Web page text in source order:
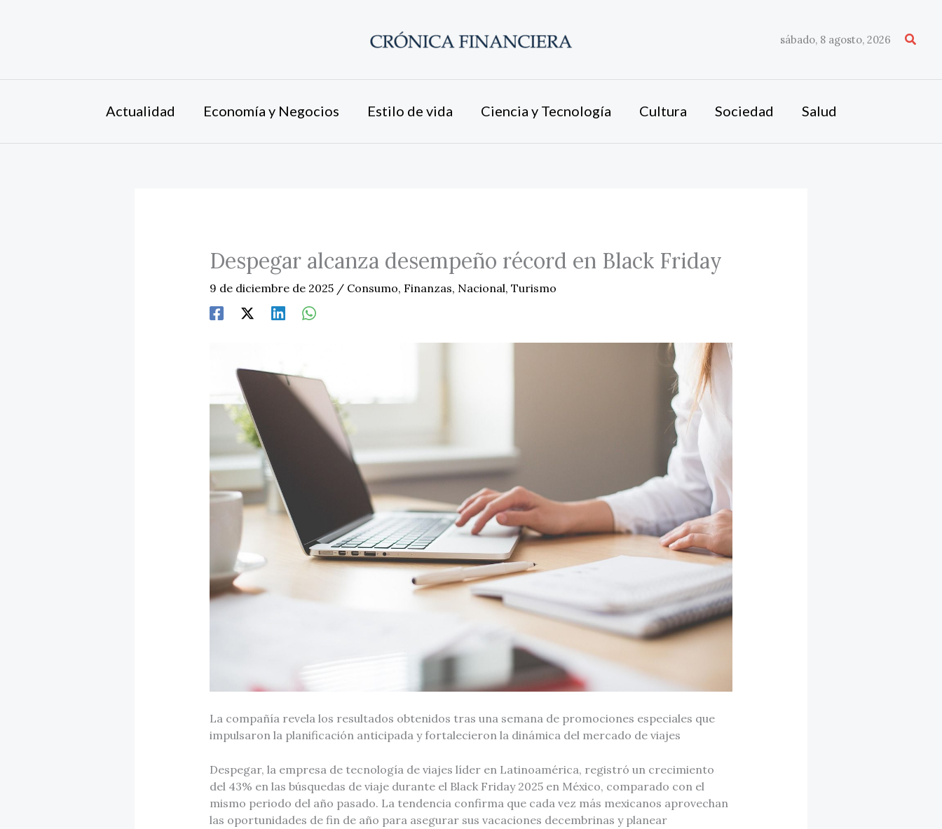
sábado, 8 agosto, 2026
Actualidad Economía y Negocios Estilo de vida Ciencia y Tecnología Cultura Sociedad Salud
Despegar alcanza desempeño récord en Black Friday
9 de diciembre de 2025 / Consumo, Finanzas, Nacional, Turismo
La compañía revela los resultados obtenidos tras una semana de promociones especiales que
impulsaron la planificación anticipada y fortalecieron la dinámica del mercado de viajes
Despegar, la empresa de tecnología de viajes líder en Latinoamérica, registró un crecimiento
del 43% en las búsquedas de viaje durante el Black Friday 2025 en México, comparado con el
mismo periodo del año pasado. La tendencia confirma que cada vez más mexicanos aprovechan
las oportunidades de fin de año para asegurar sus vacaciones decembrinas y planear